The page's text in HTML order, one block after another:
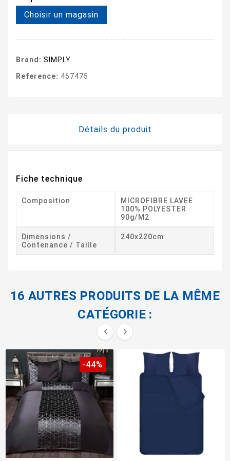
Choisir un magasin
Brand: SIMPLY
Reference: 467475
Détails du produit
Fiche technique
Composition
MICROFIBRE LAVEE
100% POLYESTER
90g/m2
Dimensions /
Contenance / Taille
240x220cm
16 AUTRES PRODUITS DE LA MÊME
CATÉGORIE :
 
-44%